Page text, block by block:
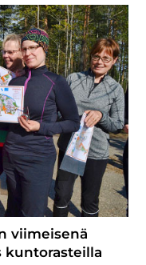
viimeisenä
kuntorasteilla